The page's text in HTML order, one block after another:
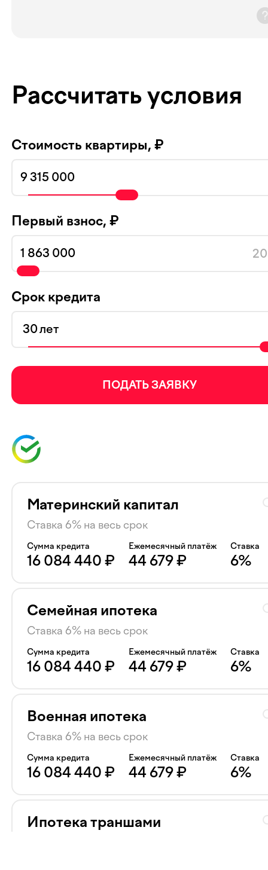
Рассчитать условия
Стоимость квартиры, ₽
20
Первый взнос, ₽
Срок кредита
лет
ПОДАТЬ ЗАЯВКУ
Материнский капитал
Ставка 6% на весь срок
Сумма кредита
16 084 440 ₽
Ежемесячный платёж
44 679₽
Ставка
6%
Семейная ипотека
Ставка 6% на весь срок
Сумма кредита
16 084 440 ₽
Ежемесячный платёж
44 679₽
Ставка
6%
Военная ипотека
Ставка 6% на весь срок
Сумма кредита
16 084 440 ₽
Ежемесячный платёж
44 679₽
Ставка
6%
Ипотека траншами